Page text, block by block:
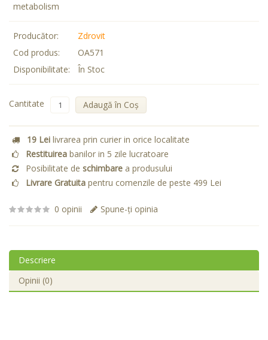
metabolism
Producător:
Zdrovit
Cod produs:
OA571
Disponibilitate:
În Stoc
Cantitate Adaugă în Coş
19 Lei livrarea prin curier in orice localitate
Restituirea banilor in 5 zile lucratoare
Posibilitate de schimbare a produsului
Livrare Gratuita pentru comenzile de peste 499 Lei
0 opinii Spune-ţi opinia
Descriere
Opinii (0)